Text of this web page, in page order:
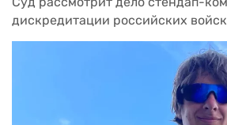
дискредитации российских войск